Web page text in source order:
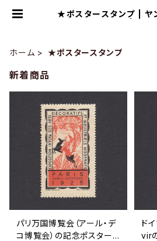
★ポスタースタンプ | ヤ
ホーム ★ポスタースタンプ
新着商品
パリ万国博覧会（アール・デ
コ博覧会）の記念ポスター
ド
vir